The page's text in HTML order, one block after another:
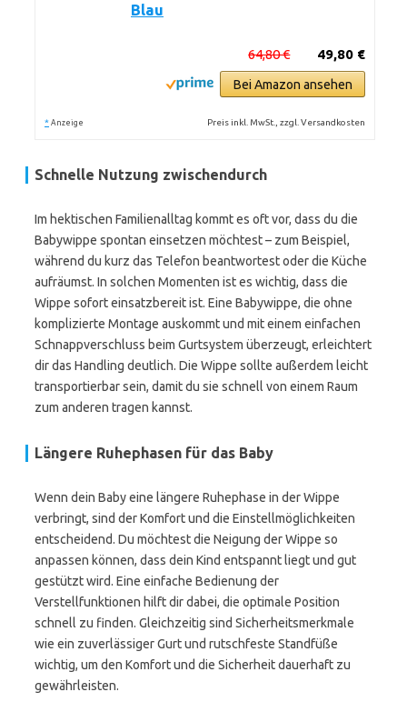
Blau
49,80 €
64,80 €
Bei Amazon ansehen
* Anzeige Preis inkl. MwSt., zzgl. Versandkosten
Schnelle Nutzung zwischendurch
Im hektischen Familienalltag kommt es oft vor, dass du die
Babywippe spontan einsetzen möchtest – zum Beispiel,
während du kurz das Telefon beantwortest oder die Küche
aufräumst. In solchen Momenten ist es wichtig, dass die
Wippe sofort einsatzbereit ist. Eine Babywippe, die ohne
komplizierte Montage auskommt und mit einem einfachen
Schnappverschluss beim Gurtsystem überzeugt, erleichtert
dir das Handling deutlich. Die Wippe sollte außerdem leicht
transportierbar sein, damit du sie schnell von einem Raum
zum anderen tragen kannst.
Längere Ruhephasen für das Baby
Wenn dein Baby eine längere Ruhephase in der Wippe
verbringt, sind der Komfort und die Einstellmöglichkeiten
entscheidend. Du möchtest die Neigung der Wippe so
anpassen können, dass dein Kind entspannt liegt und gut
gestützt wird. Eine einfache Bedienung der
Verstellfunktionen hilft dir dabei, die optimale Position
schnell zu finden. Gleichzeitig sind Sicherheitsmerkmale
wie ein zuverlässiger Gurt und rutschfeste Standfüße
wichtig, um den Komfort und die Sicherheit dauerhaft zu
gewährleisten.